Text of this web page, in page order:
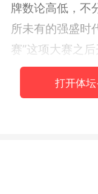
牌数论高低，不
所未有的强盛时
赛”这项大赛之
到2003年世锦
顿获得女子200
来自2008年北
打开体